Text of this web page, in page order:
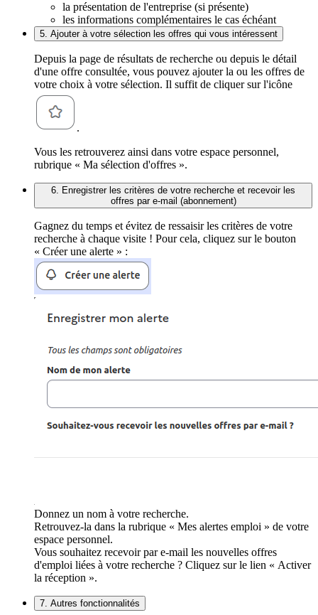
la présentation de l'entreprise (si présente)
les informations complémentaires le cas échéant
5. Ajouter à votre sélection les offres qui vous intéressent
Depuis la page de résultats de recherche ou depuis le détail
d'une offre consultée, vous pouvez ajouter la ou les offres de
votre choix à votre sélection. Il suffit de cliquer sur l'icône
.
Vous les retrouverez ainsi dans votre espace personnel,
rubrique « Ma sélection d'offres ».
6. Enregistrer les critères de votre recherche et recevoir les
offres par e-mail (abonnement)
Gagnez du temps et évitez de ressaisir les critères de votre
recherche à chaque visite ! Pour cela, cliquez sur le bouton
« Créer une alerte » :
Donnez un nom à votre recherche.
Retrouvez-la dans la rubrique « Mes alertes emploi » de votre
espace personnel.
Vous souhaitez recevoir par e-mail les nouvelles offres
d'emploi liées à votre recherche ? Cliquez sur le lien « Activer
la réception ».
7. Autres fonctionnalités